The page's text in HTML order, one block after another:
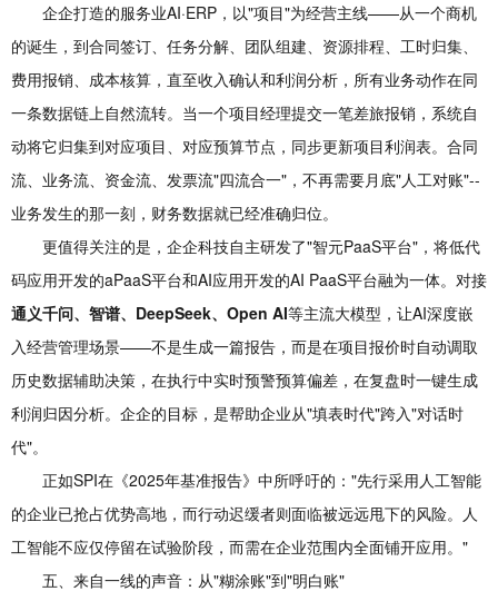
企企打造的服务业AI·ERP，以"项目"为经营主线——从一个商机
的诞生，到合同签订、任务分解、团队组建、资源排程、工时归集、
费用报销、成本核算，直至收入确认和利润分析，所有业务动作在同
一条数据链上自然流转。当一个项目经理提交一笔差旅报销，系统自
动将它归集到对应项目、对应预算节点，同步更新项目利润表。合同
流、业务流、资金流、发票流"四流合一"，不再需要月底"人工对账"--
业务发生的那一刻，财务数据就已经准确归位。
更值得关注的是，企企科技自主研发了"智元PaaS平台"，将低代
码应用开发的aPaaS平台和AI应用开发的AI PaaS平台融为一体。对接
通义千问、智谱、DeepSeek、Open AI等主流大模型，让AI深度嵌
入经营管理场景——不是生成一篇报告，而是在项目报价时自动调取
历史数据辅助决策，在执行中实时预警预算偏差，在复盘时一键生成
利润归因分析。企企的目标，是帮助企业从"填表时代"跨入"对话时
代"。
正如SPI在《2025年基准报告》中所呼吁的："先行采用人工智能
的企业已抢占优势高地，而行动迟缓者则面临被远远甩下的风险。人
工智能不应仅停留在试验阶段，而需在企业范围内全面铺开应用。"
五、来自一线的声音：从"糊涂账"到"明白账"